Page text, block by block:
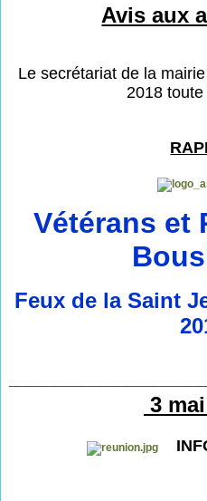
Avis aux
Le secrétariat de la
2018
Vétérans et
Feux de la Saint
3